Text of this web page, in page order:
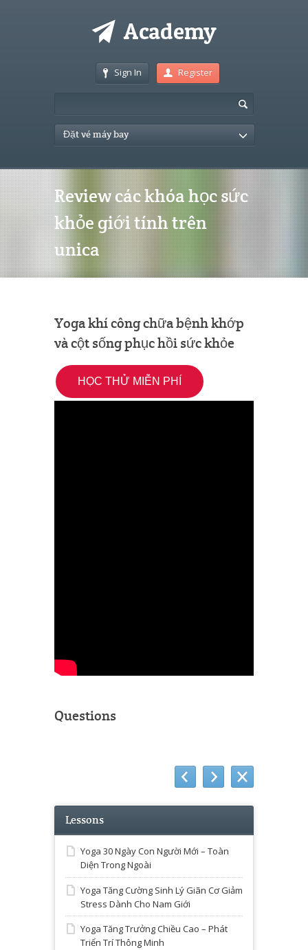
Sign In Register
Đặt vé máy bay
Review các khóa học sức
khỏe giới tính trên
unica
Yoga khí công chữa bệnh khớp
và cột sống phục hồi sức khỏe
HỌC THỬ MIỄN PHÍ
Questions
Lessons
Yoga 30 Ngày Con Người Mới – Toàn
Diện Trong Ngoài
Yoga Tăng Cường Sinh Lý Giãn Cơ Giảm
Stress Dành Cho Nam Giới
Yoga Tăng Trưởng Chiều Cao – Phát
Triển Trí Thông Minh